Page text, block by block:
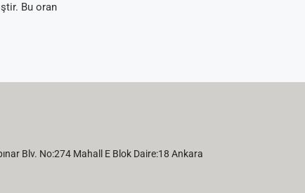
Bu oran
Blv. No:274 Mahall E Blok Daire:18 Ankara